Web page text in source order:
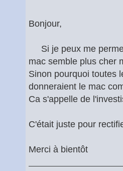
Bonjour,
Si je peux me
mac semble plus cher
Sinon pourquoi toutes
donneraient le mac
Ca s'appelle de
C'était juste pour
Merci à bientôt